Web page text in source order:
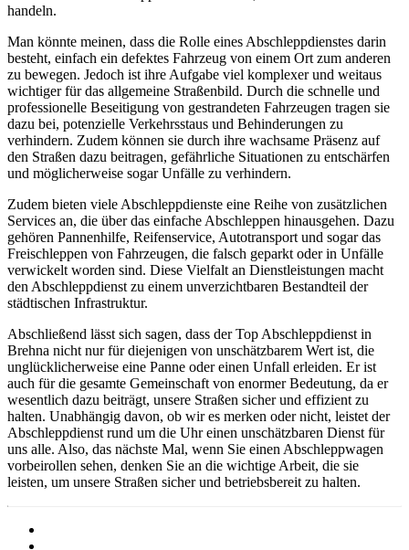
handeln.
Man könnte meinen, dass die Rolle eines Abschleppdienstes darin
besteht, einfach ein defektes Fahrzeug von einem Ort zum anderen
zu bewegen. Jedoch ist ihre Aufgabe viel komplexer und weitaus
wichtiger für das allgemeine Straßenbild. Durch die schnelle und
professionelle Beseitigung von gestrandeten Fahrzeugen tragen sie
dazu bei, potenzielle Verkehrsstaus und Behinderungen zu
verhindern. Zudem können sie durch ihre wachsame Präsenz auf
den Straßen dazu beitragen, gefährliche Situationen zu entschärfen
und möglicherweise sogar Unfälle zu verhindern.
Zudem bieten viele Abschleppdienste eine Reihe von zusätzlichen
Services an, die über das einfache Abschleppen hinausgehen. Dazu
gehören Pannenhilfe, Reifenservice, Autotransport und sogar das
Freischleppen von Fahrzeugen, die falsch geparkt oder in Unfälle
verwickelt worden sind. Diese Vielfalt an Dienstleistungen macht
den Abschleppdienst zu einem unverzichtbaren Bestandteil der
städtischen Infrastruktur.
Abschließend lässt sich sagen, dass der Top Abschleppdienst in
Brehna nicht nur für diejenigen von unschätzbarem Wert ist, die
unglücklicherweise eine Panne oder einen Unfall erleiden. Er ist
auch für die gesamte Gemeinschaft von enormer Bedeutung, da er
wesentlich dazu beiträgt, unsere Straßen sicher und effizient zu
halten. Unabhängig davon, ob wir es merken oder nicht, leistet der
Abschleppdienst rund um die Uhr einen unschätzbaren Dienst für
uns alle. Also, das nächste Mal, wenn Sie einen Abschleppwagen
vorbeirollen sehen, denken Sie an die wichtige Arbeit, die sie
leisten, um unsere Straßen sicher und betriebsbereit zu halten.